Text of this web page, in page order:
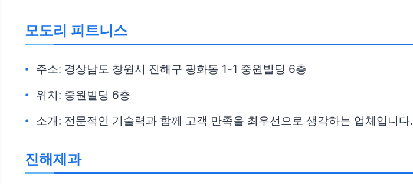
모도리 피트니스
주소: 경상남도 창원시 진해구 광화동 1-1 중원빌딩 6층
위치: 중원빌딩 6층
소개: 전문적인 기술력과 함께 고객 만족을 최우선으로 생각하는 업체입니다.
진해제과